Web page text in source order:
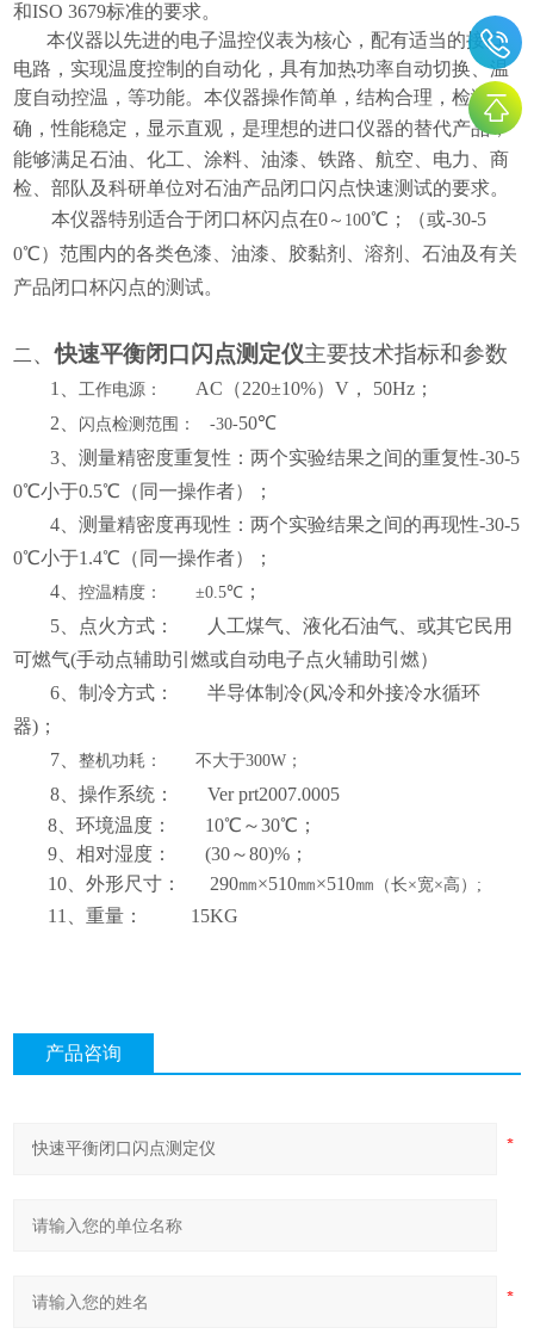
和ISO 3679标准的要求。
本仪器以先进的电子温控仪表为核心，配有适当的接口
电路，实现温度控制的自动化，具有加热功率自动切换、温
度自动控温， 等功能。本仪器操作简单，结构合理，检测准
确，性能稳定，显示直观， 是理想的进口仪器的替代产品，
能够满足石油、化工、涂料、油漆、铁路、航空、电力、商
检、部队及科研单位对石油产品闭口闪点快速测试的要求。
本仪器特别适合于闭口杯闪点在0 ～ 100℃；（或-30-5
0℃）范围内的各类色漆、油漆、胶黏剂、溶剂、石油及有关
产品闭口杯闪点的测试。
二 、快速平衡闭口闪点测定仪主要技术指标和参数
1、 工作电源：
AC（220±10%）V， 50Hz；
2、
闪点检测范围： -30-50℃
3、测量精密度重复性 ：两个实验结果之间的重复性-30-5
0℃小于0.5℃（同一操作者）；
4、测量精密度再现性 ：两个实验结果之间的再现性-30-5
0℃小于1.4℃（同一操作者）；
4、控温精度： ±0.5℃ ；
5、点火方式： 人工煤气、液化石油气 、或其它民用
可燃气(手动点辅助引燃或自动电子点火辅助引燃）
6、制冷方式： 半导体制冷(风冷和外接冷水循环
器)；
7、整机功耗： 不大于300W；
8、操作系统：Ver prt2007.0005
8、环境温度： 10℃～30℃；
9、相对湿度： (30～80)%；
10、外形尺寸： 290㎜×510㎜×510㎜ （长×宽×高）;
11、重量： 15KG
产品咨询